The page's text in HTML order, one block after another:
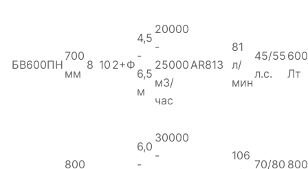
БВ600ПН
700
мм
8 10 2+Ф
4,5
-
6,5
м
20000
-
25000
м3/
час
AR813
81
л/
мин
45/55
л.с.
600
Лт
800
6,0
-
30000
-
106
70/80 800